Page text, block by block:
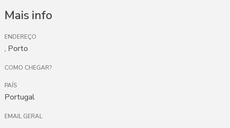
Mais info
ENDEREÇO
, Porto
COMO CHEGAR?
PAÍS
Portugal
EMAIL GERAL